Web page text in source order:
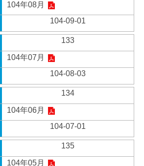
104年08月
104-09-01
133
104年07月
104-08-03
134
104年06月
104-07-01
135
104年05月